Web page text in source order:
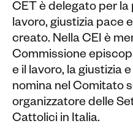
CET è delegato per
lavoro, giustizia pace
creato. Nella CEI è
Commissione
e il lavoro, la giustizia
nomina nel Comitato
organizzatore delle
Cattolici in Italia.